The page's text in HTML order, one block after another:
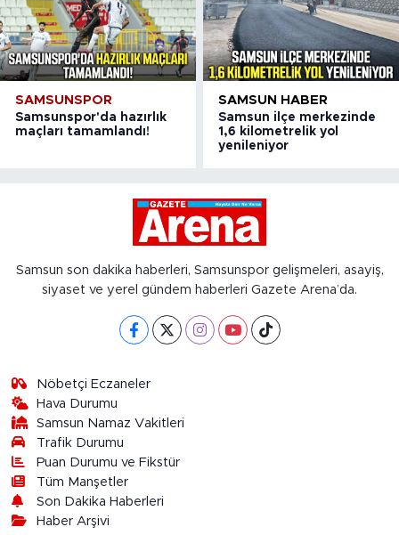
SAMSUNSPOR
Samsunspor'da hazırlık
maçları tamamlandı!
SAMSUN HABER
Samsun ilçe merkezinde
1,6 kilometrelik yol
yenileniyor
Samsun son dakika haberleri, Samsunspor gelişmeleri, asayiş,
siyaset ve yerel gündem haberleri Gazete Arena’da.
Nöbetçi Eczaneler
Hava Durumu
Samsun Namaz Vakitleri
Trafik Durumu
Puan Durumu ve Fikstür
Tüm Manşetler
Son Dakika Haberleri
Haber Arşivi